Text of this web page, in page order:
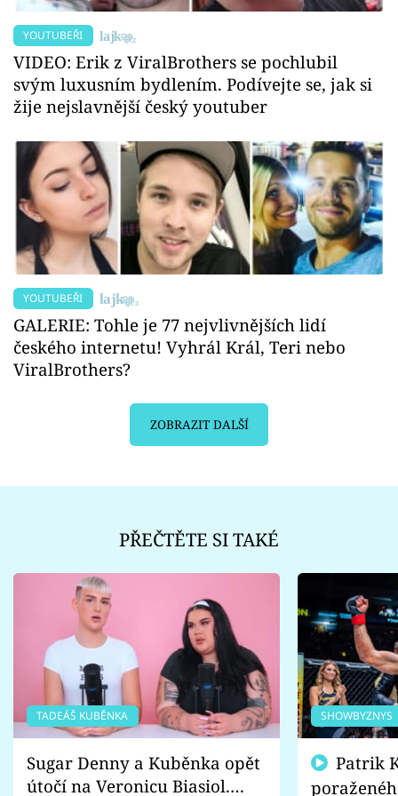
YOUTUBEŘI
VIDEO: Erik z ViralBrothers se pochlubil
svým luxusním bydlením. Podívejte se, jak si
žije nejslavnější český youtuber
YOUTUBEŘI
GALERIE: Tohle je 77 nejvlivnějších lidí
českého internetu! Vyhrál Král, Teri nebo
ViralBrothers?
ZOBRAZIT DALŠÍ
PŘEČTĚTE SI TAKÉ
TADEÁŠ KUBĚNKA
Sugar Denny a Kuběnka opět
útočí na Veronicu Biasiol.
SHOWBYZNYS